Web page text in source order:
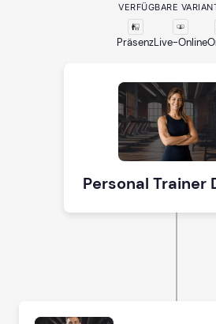
VERFÜGBARE
PräsenzLive-Online
Personal Trainer